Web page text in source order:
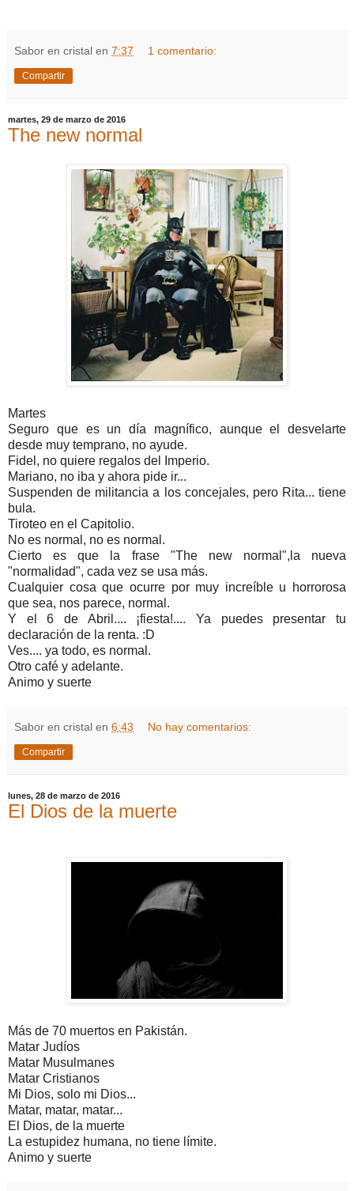
Sabor en cristal en 7:37 1 comentario:
Compartir
martes, 29 de marzo de 2016
The new normal
Martes
Seguro que es un día magnífico, aunque el desvelarte
desde muy temprano, no ayude.
Fidel, no quiere regalos del Imperio.
Mariano, no iba y ahora pide ir...
Suspenden de militancia a los concejales, pero Rita... tiene
bula.
Tiroteo en el Capitolio.
No es normal, no es normal.
Cierto es que la frase "The new normal",la nueva
"normalidad", cada vez se usa más.
Cualquier cosa que ocurre por muy increíble u horrorosa
que sea, nos parece, normal.
Y el 6 de Abril.... ¡fiesta!.... Ya puedes presentar tu
declaración de la renta. :D
Ves.... ya todo, es normal.
Otro café y adelante.
Animo y suerte
Sabor en cristal en 6:43 No hay comentarios:
Compartir
lunes, 28 de marzo de 2016
El Dios de la muerte
Más de 70 muertos en Pakistán.
Matar Judíos
Matar Musulmanes
Matar Cristianos
Mi Dios, solo mi Dios...
Matar, matar, matar...
El Dios, de la muerte
La estupidez humana, no tiene límite.
Animo y suerte